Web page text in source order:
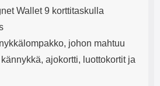
Wallet 9 korttitaskulla
johon mahtuu
ajokortti, luottokortit ja